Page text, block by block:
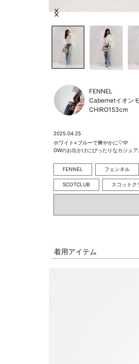
Item
FENNEL
Cabernetイオン
CHIRO153cm
2025.04.25
ホワイト×ブルーで爽やかに🤍🩵
GWのお出かけにぴったりなカジュ
FENNEL フェンネル
SCOTCLUB スコットク
着用アイテム